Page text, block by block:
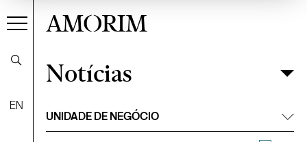
EN
AMORIM
Notícias
Filtrar
Notícias
UNIDADE DE NEGÓCIO